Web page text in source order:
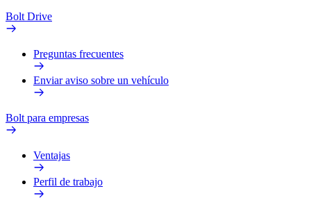
Bolt Drive
Preguntas frecuentes
Enviar aviso sobre un vehículo
Bolt para empresas
Ventajas
Perfil de trabajo